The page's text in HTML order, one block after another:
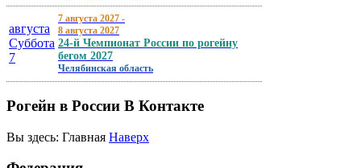
августа
Суббота
7
7 августа 2027 -
8 августа 2027
24-й Чемпионат России по рогейну
бегом 2027
Челябинская область
Рогейн в России В Контакте
Вы здесь: Главная Наверх